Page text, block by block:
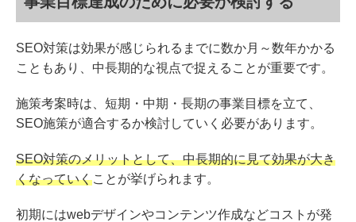
SEO対策は効果が感じられるまでに数か月～数年かかる
こともあり、中長期的な視点で捉えることが重要です。
施策考案時は、短期・中期・長期の事業目標を立て、
SEO施策が適合するか検討していく必要があります。
SEO対策のメリットとして、中長期的に見て効果が大き
くなっていくことが挙げられます。
初期にはwebデザインやコンテンツ作成などコストが発